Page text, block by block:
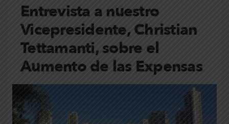
Entrevista a nuestro
Vicepresidente, Christian
Tettamanti, sobre el
Aumento de las Expensas